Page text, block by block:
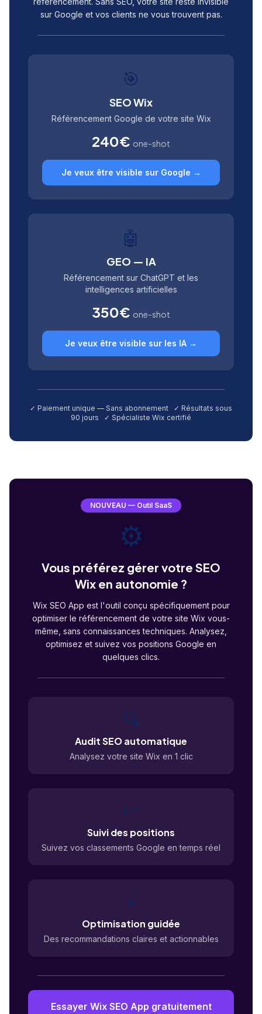
sur Google et vos clients ne vous trouvent pas.
🎯
SEO Wix
Référencement Google de votre site Wix
240€ one-shot
Je veux être visible sur Google →
🤖
GEO — IA
Référencement sur ChatGPT et les
intelligences artificielles
350€ one-shot
Je veux être visible sur les IA →
✓ Paiement unique — Sans abonnement ✓ Résultats sous
90 jours ✓ Spécialiste Wix certifié
NOUVEAU — Outil SaaS
⚙️
Vous préférez gérer votre SEO
Wix en autonomie ?
Wix SEO App est l'outil conçu spécifiquement pour
optimiser le référencement de votre site Wix vous-
même, sans connaissances techniques. Analysez,
optimisez et suivez vos positions Google en
quelques clics.
🔍
Audit SEO automatique
Analysez votre site Wix en 1 clic
📈
Suivi des positions
Suivez vos classements Google en temps réel
⚡
Optimisation guidée
Des recommandations claires et actionnables
Essayer Wix SEO App gratuitement